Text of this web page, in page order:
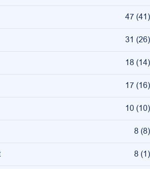
47 (41)
31 (26)
18 (14)
17 (16)
10 (10)
8 (8)
8 (1)